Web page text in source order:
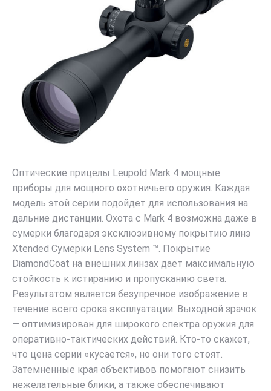
Оптические прицелы Leupold Mark 4 мощные
приборы для мощного охотничьего оружия. Каждая
модель этой серии подойдет для использования на
дальние дистанции. Охота с Mark 4 возможна даже в
сумерки благодаря эксклюзивному покрытию линз
Xtended Сумерки Lens System ™. Покрытие
DiamondCoat на внешних линзах дает максимальную
стойкость к истиранию и пропусканию света.
Результатом является безупречное изображение в
течение всего срока эксплуатации. Выходной зрачок
— оптимизирован для широкого спектра оружия для
оперативно-тактических действий. Кто-то скажет,
что цена серии «кусается», но они того стоят.
Затемненные края объективов помогают снизить
нежелательные блики, а также обеспечивают